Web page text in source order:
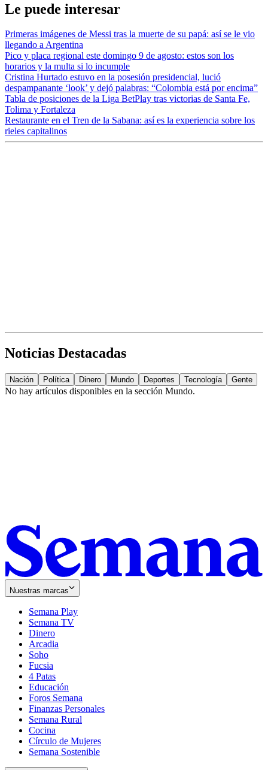
Le puede interesar
Primeras imágenes de Messi tras la muerte de su papá: así se le vio
llegando a Argentina
Pico y placa regional este domingo 9 de agosto: estos son los
horarios y la multa si lo incumple
Cristina Hurtado estuvo en la posesión presidencial, lució
despampanante ‘look’ y dejó palabras: “Colombia está por encima”
Tabla de posiciones de la Liga BetPlay tras victorias de Santa Fe,
Tolima y Fortaleza
Restaurante en el Tren de la Sabana: así es la experiencia sobre los
rieles capitalinos
Noticias Destacadas
Nación Política Dinero Mundo Deportes Tecnología Gente
No hay artículos disponibles en la sección Mundo.
Nuestras marcas
Semana Play
Semana TV
Dinero
Arcadia
Soho
in
new
window
Fucsia
in
new
window
4 Patas
Educación
Foros Semana
Finanzas Personales
Semana Rural
Cocina
Círculo de Mujeres
Semana Sostenible